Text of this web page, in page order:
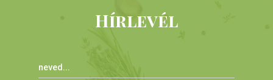
Hírlevél